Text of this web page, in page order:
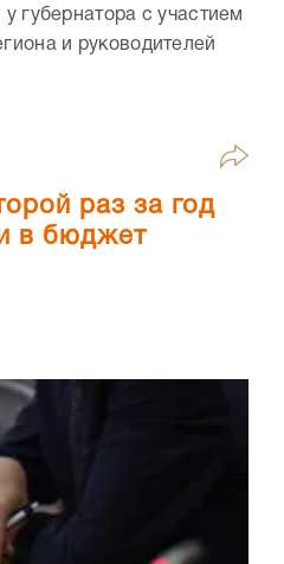
губернатора с участием
и руководителей
раз за год
в бюджет